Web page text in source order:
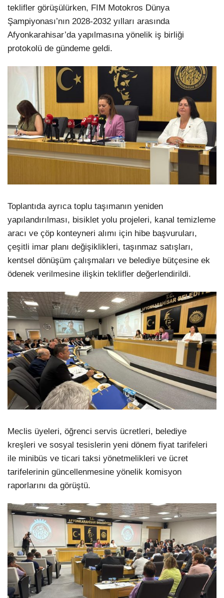
teklifler görüşülürken, FIM Motokros Dünya
Şampiyonası’nın 2028-2032 yılları arasında
Afyonkarahisar’da yapılmasına yönelik iş birliği
protokolü de gündeme geldi.
Toplantıda ayrıca toplu taşımanın yeniden
yapılandırılması, bisiklet yolu projeleri, kanal temizleme
aracı ve çöp konteyneri alımı için hibe başvuruları,
çeşitli imar planı değişiklikleri, taşınmaz satışları,
kentsel dönüşüm çalışmaları ve belediye bütçesine ek
ödenek verilmesine ilişkin teklifler değerlendirildi.
Meclis üyeleri, öğrenci servis ücretleri, belediye
kreşleri ve sosyal tesislerin yeni dönem fiyat tarifeleri
ile minibüs ve ticari taksi yönetmelikleri ve ücret
tarifelerinin güncellenmesine yönelik komisyon
raporlarını da görüştü.